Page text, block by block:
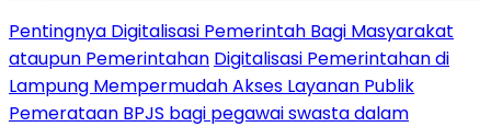
Pentingnya Digitalisasi Pemerintah Bagi Masyarakat
ataupun Pemerintahan Digitalisasi Pemerintahan di
Lampung Mempermudah Akses Layanan Publik
Pemerataan BPJS bagi pegawai swasta dalam